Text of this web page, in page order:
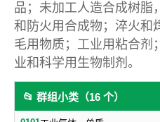
品；未加工人造合成树脂
和防火用合成物；淬火和
毛用物质；工业用粘合剂
业和科学用生物制剂。
📂 群组小类（16 个）